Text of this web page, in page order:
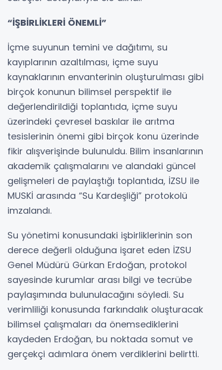
“İŞBİRLİKLERİ ÖNEMLİ”
İçme suyunun temini ve dağıtımı, su
kayıplarının azaltılması, içme suyu
kaynaklarının envanterinin oluşturulması gibi
birçok konunun bilimsel perspektif ile
değerlendirildiği toplantıda, içme suyu
üzerindeki çevresel baskılar ile arıtma
tesislerinin önemi gibi birçok konu üzerinde
fikir alışverişinde bulunuldu. Bilim insanlarının
akademik çalışmalarını ve alandaki güncel
gelişmeleri de paylaştığı toplantıda, İZSU ile
MUSKİ arasında “Su Kardeşliği” protokolü
imzalandı.
Su yönetimi konusundaki işbirliklerinin son
derece değerli olduğuna işaret eden İZSU
Genel Müdürü Gürkan Erdoğan, protokol
sayesinde kurumlar arası bilgi ve tecrübe
paylaşımında bulunulacağını söyledi. Su
verimliliği konusunda farkındalık oluşturacak
bilimsel çalışmaları da önemsediklerini
kaydeden Erdoğan, bu noktada somut ve
gerçekçi adımlara önem verdiklerini belirtti.